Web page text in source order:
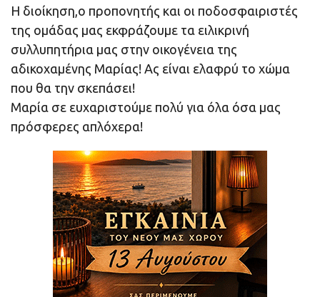
Η διοίκηση,ο προπονητής και οι ποδοσφαιριστές
της ομάδας μας εκφράζουμε τα ειλικρινή
συλλυπητήρια μας στην οικογένεια της
αδικοχαμένης Μαρίας! Ας είναι ελαφρύ το χώμα
που θα την σκεπάσει!
Μαρία σε ευχαριστούμε πολύ για όλα όσα μας
πρόσφερες απλόχερα!